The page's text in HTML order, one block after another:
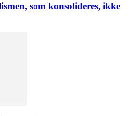
som konsolideres, ikke